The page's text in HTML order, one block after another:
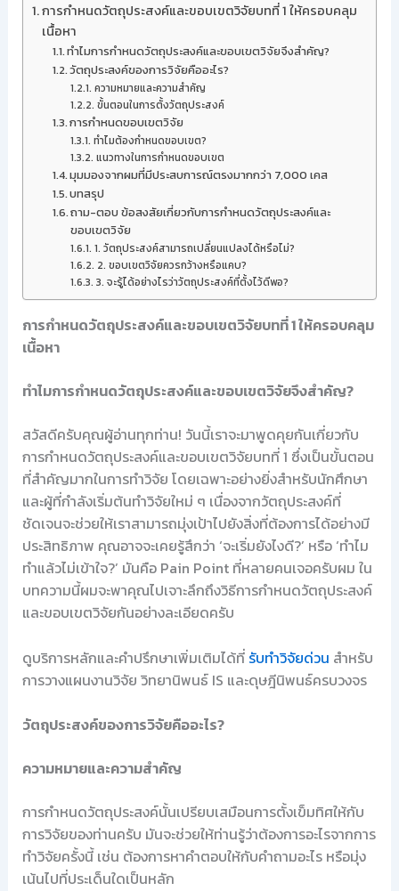
การกำหนดวัตถุประสงค์และขอบเขตวิจัยบทที่ 1 ให้ครอบคลุม
เนื้อหา
ทำไมการกำหนดวัตถุประสงค์และขอบเขตวิจัยจึงสำคัญ?
วัตถุประสงค์ของการวิจัยคืออะไร?
ความหมายและความสำคัญ
ขั้นตอนในการตั้งวัตถุประสงค์
การกำหนดขอบเขตวิจัย
ทำไมต้องกำหนดขอบเขต?
แนวทางในการกำหนดขอบเขต
มุมมองจากผมที่มีประสบการณ์ตรงมากกว่า 7,000 เคส
บทสรุป
ถาม-ตอบ ข้อสงสัยเกี่ยวกับการกำหนดวัตถุประสงค์และ
ขอบเขตวิจัย
1. วัตถุประสงค์สามารถเปลี่ยนแปลงได้หรือไม่?
2. ขอบเขตวิจัยควรกว้างหรือแคบ?
3. จะรู้ได้อย่างไรว่าวัตถุประสงค์ที่ตั้งไว้ดีพอ?
การกำหนดวัตถุประสงค์และขอบเขตวิจัยบทที่ 1 ให้ครอบคลุม
เนื้อหา
ทำไมการกำหนดวัตถุประสงค์และขอบเขตวิจัยจึงสำคัญ?
สวัสดีครับคุณผู้อ่านทุกท่าน! วันนี้เราจะมาพูดคุยกันเกี่ยวกับ
การกำหนดวัตถุประสงค์และขอบเขตวิจัยบทที่ 1 ซึ่งเป็นขั้นตอน
ที่สำคัญมากในการทำวิจัย โดยเฉพาะอย่างยิ่งสำหรับนักศึกษา
และผู้ที่กำลังเริ่มต้นทำวิจัยใหม่ ๆ เนื่องจากวัตถุประสงค์ที่
ชัดเจนจะช่วยให้เราสามารถมุ่งเป้าไปยังสิ่งที่ต้องการได้อย่างมี
ประสิทธิภาพ คุณอาจจะเคยรู้สึกว่า ‘จะเริ่มยังไงดี?’ หรือ ‘ทำไม
ทำแล้วไม่เข้าใจ?’ มันคือ Pain Point ที่หลายคนเจอครับผม ใน
บทความนี้ผมจะพาคุณไปเจาะลึกถึงวิธีการกำหนดวัตถุประสงค์
และขอบเขตวิจัยกันอย่างละเอียดครับ
ดูบริการหลักและคำปรึกษาเพิ่มเติมได้ที่ รับทำวิจัยด่วน สำหรับ
การวางแผนงานวิจัย วิทยานิพนธ์ IS และดุษฎีนิพนธ์ครบวงจร
วัตถุประสงค์ของการวิจัยคืออะไร?
ความหมายและความสำคัญ
การกำหนดวัตถุประสงค์นั้นเปรียบเสมือนการตั้งเข็มทิศให้กับ
การวิจัยของท่านครับ มันจะช่วยให้ท่านรู้ว่าต้องการอะไรจากการ
ทำวิจัยครั้งนี้ เช่น ต้องการหาคำตอบให้กับคำถามอะไร หรือมุ่ง
เน้นไปที่ประเด็นใดเป็นหลัก